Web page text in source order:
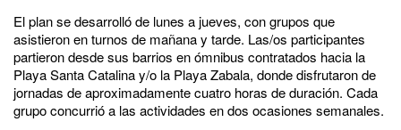
El plan se desarrolló de lunes a jueves, con grupos que
asistieron en turnos de mañana y tarde. Las/os participantes
partieron desde sus barrios en ómnibus contratados hacia la
Playa Santa Catalina y/o la Playa Zabala, donde disfrutaron de
jornadas de aproximadamente cuatro horas de duración. Cada
grupo concurrió a las actividades en dos ocasiones semanales.